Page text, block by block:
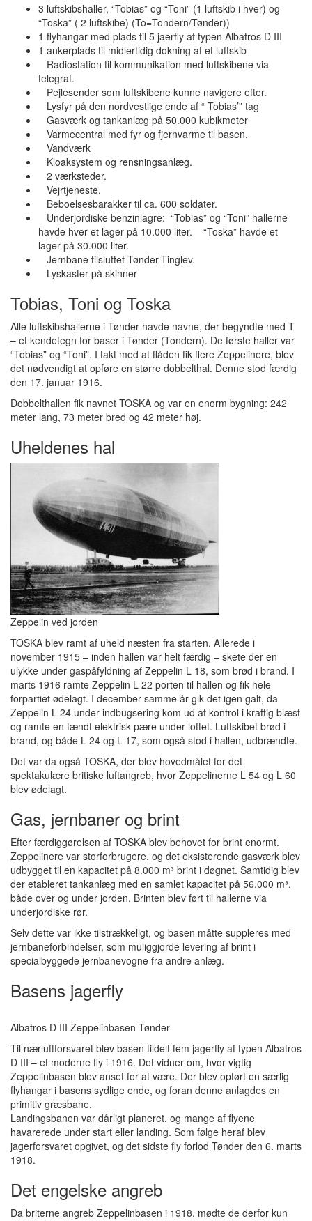
3 luftskibshaller, “Tobias” og “Toni” (1 luftskib i hver) og
“Toska” ( 2 luftskibe) (To=Tondern/Tønder))
1 flyhangar med plads til 5 jaerfly af typen Albatros D III
1 ankerplads til midlertidig dokning af et luftskib
Radiostation til kommunikation med luftskibene via
telegraf.
Pejlesender som luftskibene kunne navigere efter.
Lysfyr på den nordvestlige ende af “ Tobias’” tag
Gasværk og tankanlæg på 50.000 kubikmeter
Varmecentral med fyr og fjernvarme til basen.
Vandværk
Kloaksystem og rensningsanlæg.
2 værksteder.
Vejrtjeneste.
Beboelsesbarakker til ca. 600 soldater.
Underjordiske benzinlagre: “Tobias” og “Toni” hallerne
havde hver et lager på 10.000 liter. “Toska” havde et
lager på 30.000 liter.
Jernbane tilsluttet Tønder-Tinglev.
Lyskaster på skinner
Tobias, Toni og Toska
Alle luftskibshallerne i Tønder havde navne, der begyndte med T
– et kendetegn for baser i Tønder (Tondern). De første haller var
“Tobias” og “Toni”. I takt med at flåden fik flere Zeppelinere, blev
det nødvendigt at opføre en større dobbelthal. Denne stod færdig
den 17. januar 1916.
Dobbelthallen fik navnet TOSKA og var en enorm bygning: 242
meter lang, 73 meter bred og 42 meter høj.
Uheldenes hal
Zeppelin ved jorden
TOSKA blev ramt af uheld næsten fra starten. Allerede i
november 1915 – inden hallen var helt færdig – skete der en
ulykke under gaspåfyldning af Zeppelin L 18, som brød i brand. I
marts 1916 ramte Zeppelin L 22 porten til hallen og fik hele
forpartiet ødelagt. I december samme år gik det igen galt, da
Zeppelin L 24 under indbugsering kom ud af kontrol i kraftig blæst
og ramte en tændt elektrisk pære under loftet. Luftskibet brød i
brand, og både L 24 og L 17, som også stod i hallen, udbrændte.
Det var da også TOSKA, der blev hovedmålet for det
spektakulære britiske luftangreb, hvor Zeppelinerne L 54 og L 60
blev ødelagt.
Gas, jernbaner og brint
Efter færdiggørelsen af TOSKA blev behovet for brint enormt.
Zeppelinere var storforbrugere, og det eksisterende gasværk blev
udbygget til en kapacitet på 8.000 m³ brint i døgnet. Samtidig blev
der etableret tankanlæg med en samlet kapacitet på 56.000 m³,
både over og under jorden. Brinten blev ført til hallerne via
underjordiske rør.
Selv dette var ikke tilstrækkeligt, og basen måtte suppleres med
jernbaneforbindelser, som muliggjorde levering af brint i
specialbyggede jernbanevogne fra andre anlæg.
Basens jagerfly
Albatros D III Zeppelinbasen Tønder
Til nærluftforsvaret blev basen tildelt fem jagerfly af typen Albatros
D III – et moderne fly i 1916. Det vidner om, hvor vigtig
Zeppelinbasen blev anset for at være. Der blev opført en særlig
flyhangar i basens sydlige ende, og foran denne anlagdes en
primitiv græsbane.
Landingsbanen var dårligt planeret, og mange af flyene
havarerede under start eller landing. Som følge heraf blev
jagerforsvaret opgivet, og det sidste fly forlod Tønder den 6. marts
1918.
Det engelske angreb
Da briterne angreb Zeppelinbasen i 1918, mødte de derfor kun